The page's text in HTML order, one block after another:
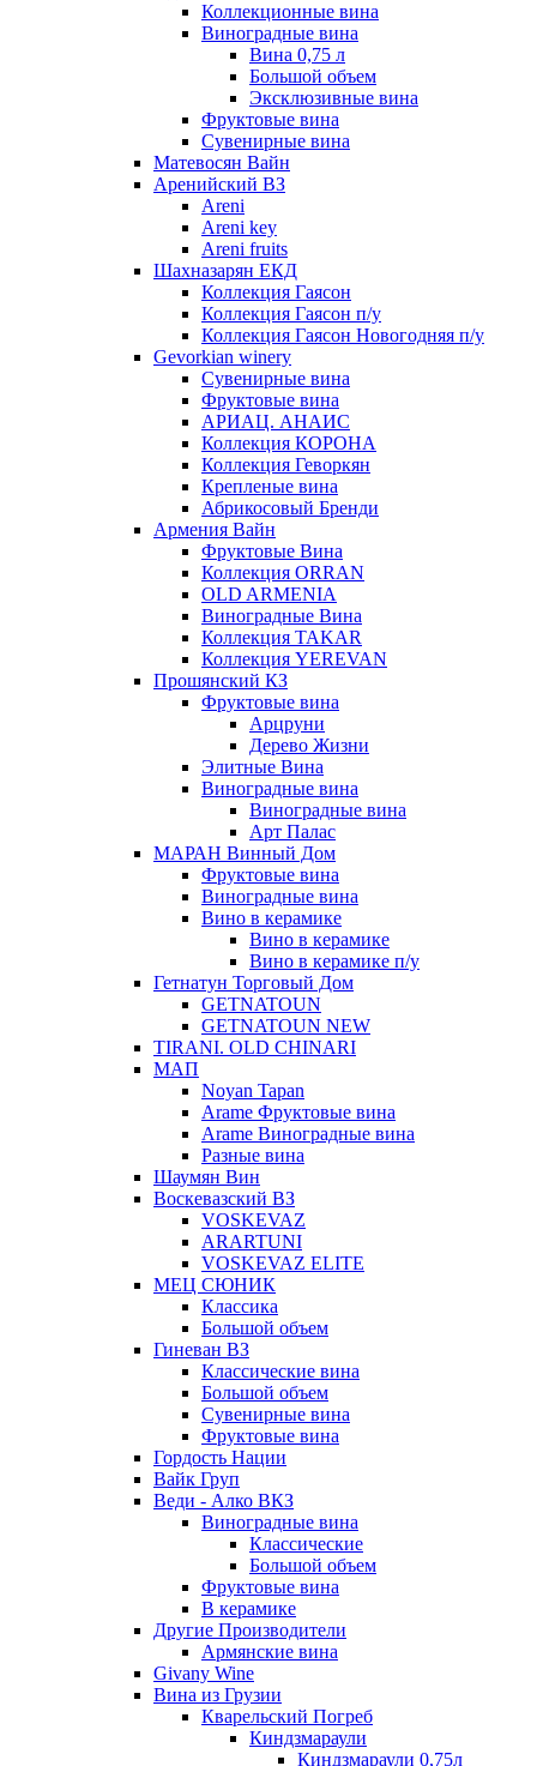
Коллекционные вина
Виноградные вина
Вина 0,75 л
Большой объем
Эксклюзивные вина
Фруктовые вина
Cувенирные вина
Матевосян Вайн
Аренийский ВЗ
Areni
Areni key
Areni fruits
Шахназарян ЕКД
Коллекция Гаясон
Коллекция Гаясон п/у
Коллекция Гаясон Новогодняя п/у
Gevorkian winery
Сувенирные вина
Фруктовые вина
АРИАЦ. АНАИС
Коллекция КОРОНА
Коллекция Геворкян
Крепленые вина
Абрикосовый Бренди
Армения Вайн
Фруктовые Вина
Коллекция ORRAN
OLD ARMENIA
Виноградные Вина
Коллекция TAKAR
Коллекция YEREVAN
Прошянский КЗ
Фруктовые вина
Арцруни
Дерево Жизни
Элитные Вина
Виноградные вина
Виноградные вина
Арт Палас
МАРАН Винный Дом
Фруктовые вина
Виноградные вина
Вино в керамике
Вино в керамике
Вино в керамике п/у
Гетнатун Торговый Дом
GETNATOUN
GETNATOUN NEW
TIRANI. OLD CHINARI
МАП
Noyan Tapan
Arame Фруктовые вина
Arame Виноградные вина
Разные вина
Шаумян Вин
Воскевазский ВЗ
VOSKEVAZ
ARARTUNI
VOSKEVAZ ELITE
МЕЦ СЮНИК
Классика
Большой объем
Гиневан ВЗ
Классические вина
Большой объем
Сувенирные вина
Фруктовые вина
Гордость Нации
Вайк Груп
Веди - Алко ВКЗ
Виноградные вина
Классические
Большой объем
Фруктовые вина
В керамике
Другие Производители
Армянские вина
Givany Wine
Вина из Грузии
Кварельский Погреб
Киндзмараули
Киндзмараули 0,75л